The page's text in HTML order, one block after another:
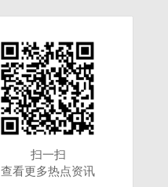
扫一扫
查看更多热点资讯
扫一扫
查看更多热点资讯